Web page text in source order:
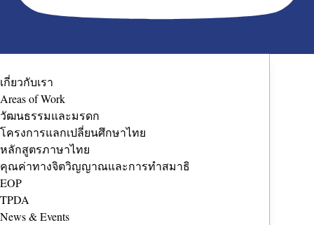
เกี่ยวกับเรา
Areas of Work
วัฒนธรรมและมรดก
โครงการแลกเปลี่ยนศึกษาไทย
หลักสูตรภาษาไทย
คุณค่าทางจิตวิญญาณและการทำสมาธิ
EOP
TPDA
News & Events